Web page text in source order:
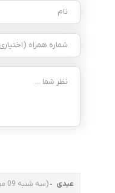
عبدی (سه شنبه 09 مهر 1398 - 01:20)